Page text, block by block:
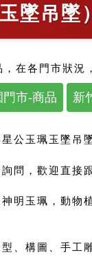
墜吊墜
在各門市狀況
門市-商品 新
公玉珮玉墜吊墜
問，歡迎直
明玉珮，動
、構圖、手